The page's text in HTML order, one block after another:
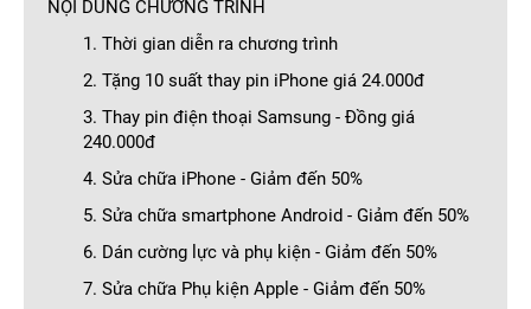
NỘI DUNG CHƯƠNG TRÌNH
1. Thời gian diễn ra chương trình
2. Tặng 10 suất thay pin iPhone giá 24.000đ
3. Thay pin điện thoại Samsung - Đồng giá
240.000đ
4. Sửa chữa iPhone - Giảm đến 50%
5. Sửa chữa smartphone Android - Giảm đến 50%
6. Dán cường lực và phụ kiện - Giảm đến 50%
7. Sửa chữa Phụ kiện Apple - Giảm đến 50%